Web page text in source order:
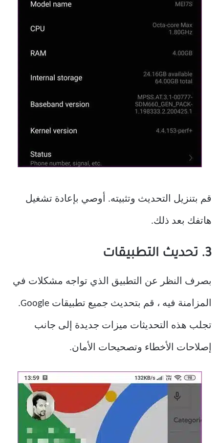
قم بتنزيل التحديث وتثبيته. أوصي بإعادة تشغيل
هاتفك بعد ذلك.
3. تحديث التطبيقات
بصرف النظر عن التطبيق الذي تواجه مشكلات في
المزامنة فيه ، قم بتحديث جميع تطبيقات Google.
تجلب هذه التحديثات ميزات جديدة إلى جانب
إصلاحات الأخطاء وتصحيحات الأمان.